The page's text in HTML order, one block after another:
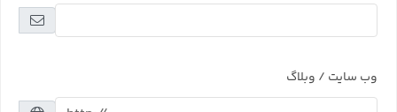
وب سایت / وبلاگ